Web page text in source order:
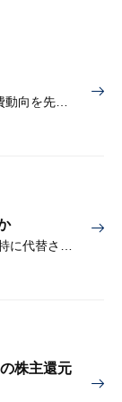
個社データ・業界統計・JCB消費NOWから消費動向を先取り
株主還元